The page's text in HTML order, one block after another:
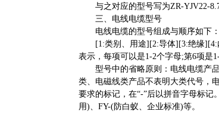
与之对应的型号写为ZR-YJV22-
三、电线电缆型号
电线电缆的型号组成与顺序如下：
[1:类别、用途][2:导体][3:绝缘][4:
表示，每项可以是1-2个字母;第6项是1-
型号中的省略原则：电线电缆产品
类、电磁线类产品不表明大类代号，
要求的标记，在“-”后以拼音字母标
用)、FY-(防白蚁、企业标准)等。